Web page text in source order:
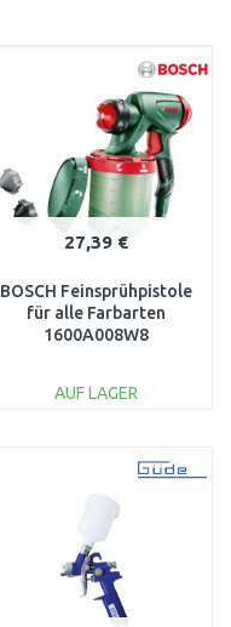
27,39 €
BOSCH Feinsprühpistole
für alle Farbarten
1600A008W8
AUF LAGER
Vergleichen